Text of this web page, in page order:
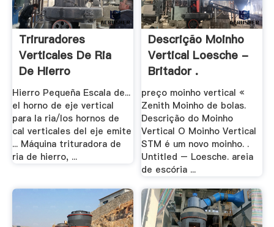
Triruradores
Verticales De Ria
De Hierro
Hierro Pequeña Escala de...
el horno de eje vertical
para la ria/los hornos de
cal verticales del eje emite
... Máquina trituradora de
ria de hierro, ...
Descrição Moinho
Vertical Loesche -
Britador .
preço moinho vertical «
Zenith Moinho de bolas.
Descrição do Moinho
Vertical O Moinho Vertical
STM é um novo moinho. .
Untitled – Loesche. areia
de escória ...